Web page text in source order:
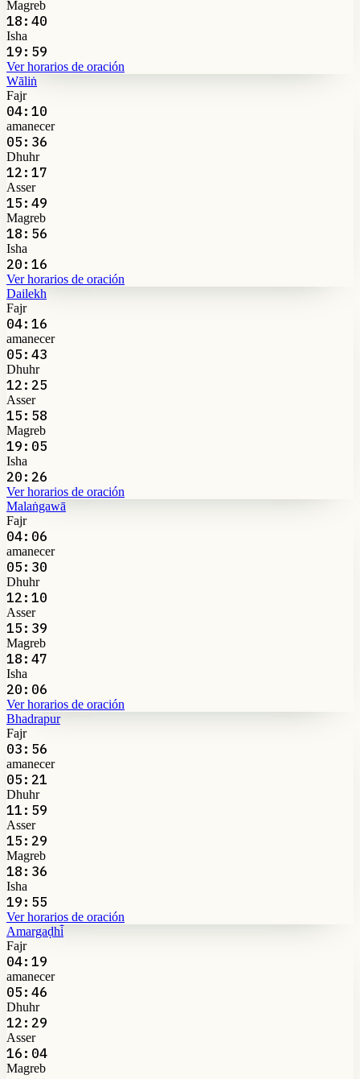
Magreb
18:40
Isha
19:59
Ver horarios de oración
Wāliṅ
Fajr
04:10
amanecer
05:36
Dhuhr
12:17
Asser
15:49
Magreb
18:56
Isha
20:16
Ver horarios de oración
Dailekh
Fajr
04:16
amanecer
05:43
Dhuhr
12:25
Asser
15:58
Magreb
19:05
Isha
20:26
Ver horarios de oración
Malaṅgawā
Fajr
04:06
amanecer
05:30
Dhuhr
12:10
Asser
15:39
Magreb
18:47
Isha
20:06
Ver horarios de oración
Bhadrapur
Fajr
03:56
amanecer
05:21
Dhuhr
11:59
Asser
15:29
Magreb
18:36
Isha
19:55
Ver horarios de oración
Amargaḍhi̇̄
Fajr
04:19
amanecer
05:46
Dhuhr
12:29
Asser
16:04
Magreb